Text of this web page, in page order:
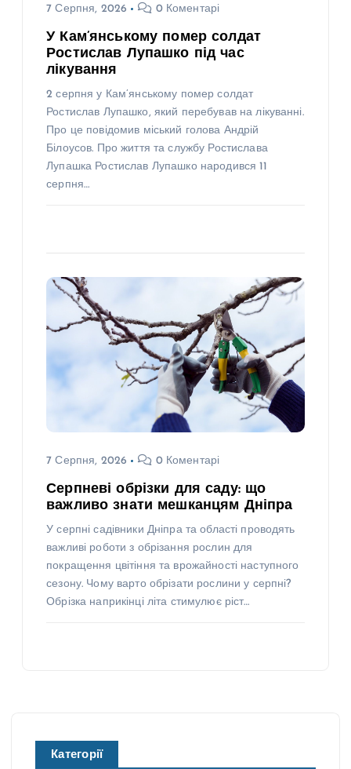
7 Серпня, 2026 0 Коментарі
У Кам’янському помер солдат
Ростислав Лупашко під час
лікування
2 серпня у Кам’янському помер солдат
Ростислав Лупашко, який перебував на лікуванні.
Про це повідомив міський голова Андрій
Білоусов. Про життя та службу Ростислава
Лупашка Ростислав Лупашко народився 11
серпня…
7 Серпня, 2026 0 Коментарі
Серпневі обрізки для саду: що
важливо знати мешканцям Дніпра
У серпні садівники Дніпра та області проводять
важливі роботи з обрізання рослин для
покращення цвітіння та врожайності наступного
сезону. Чому варто обрізати рослини у серпні?
Обрізка наприкінці літа стимулює ріст…
Категорії